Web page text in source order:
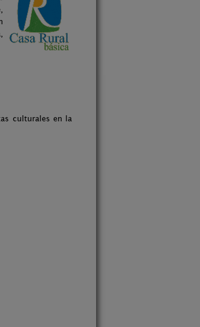
culturales en la